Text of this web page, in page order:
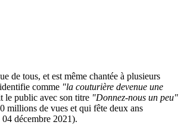
de tous, et est même chantée à plusieurs
comme "la couturière devenue une
le public avec son titre "Donnez-nous un peu"
millions de vues et qui fête deux ans
décembre 2021).